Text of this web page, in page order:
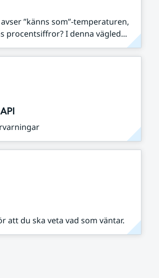
”känns som”-temperaturen,
I denna vägled...
att du ska veta vad som väntar.